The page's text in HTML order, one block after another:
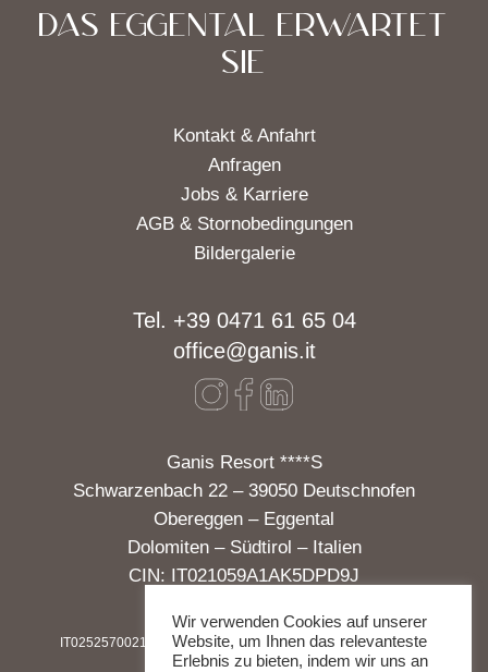
DAS EGGENTAL ERWARTET
SIE
Kontakt & Anfahrt
Anfragen
Jobs & Karriere
AGB & Stornobedingungen
Bildergalerie
Tel. +39 0471 61 65 04
office@ganis.it
Ganis Resort ****S
Schwarzenbach 22 – 39050 Deutschnofen
Obereggen – Eggental
Dolomiten – Südtirol – Italien
CIN: IT021059A1AK5DPD9J
IT02525700213 IMPRESSUM |DATENSCHUTZ SOCIAL WALL
Wir verwenden Cookies auf unserer
Website, um Ihnen das relevanteste
Erlebnis zu bieten, indem wir uns an